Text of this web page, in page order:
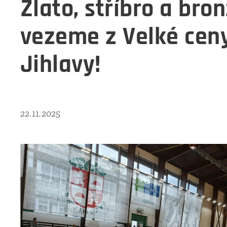
Zlato, stříbro a
vezeme z Velké
Jihlavy!
22.11.2025